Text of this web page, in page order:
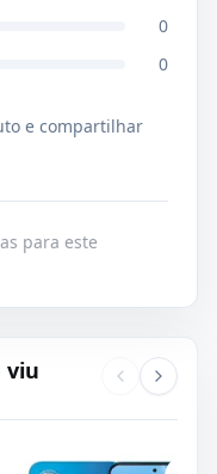
0
0
e compartilhar
para este
viu